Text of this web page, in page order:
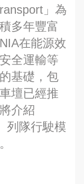
」為
多年豐富
在能源效
全運輸等
基礎，包
壇已經推
介紹
列隊行駛模